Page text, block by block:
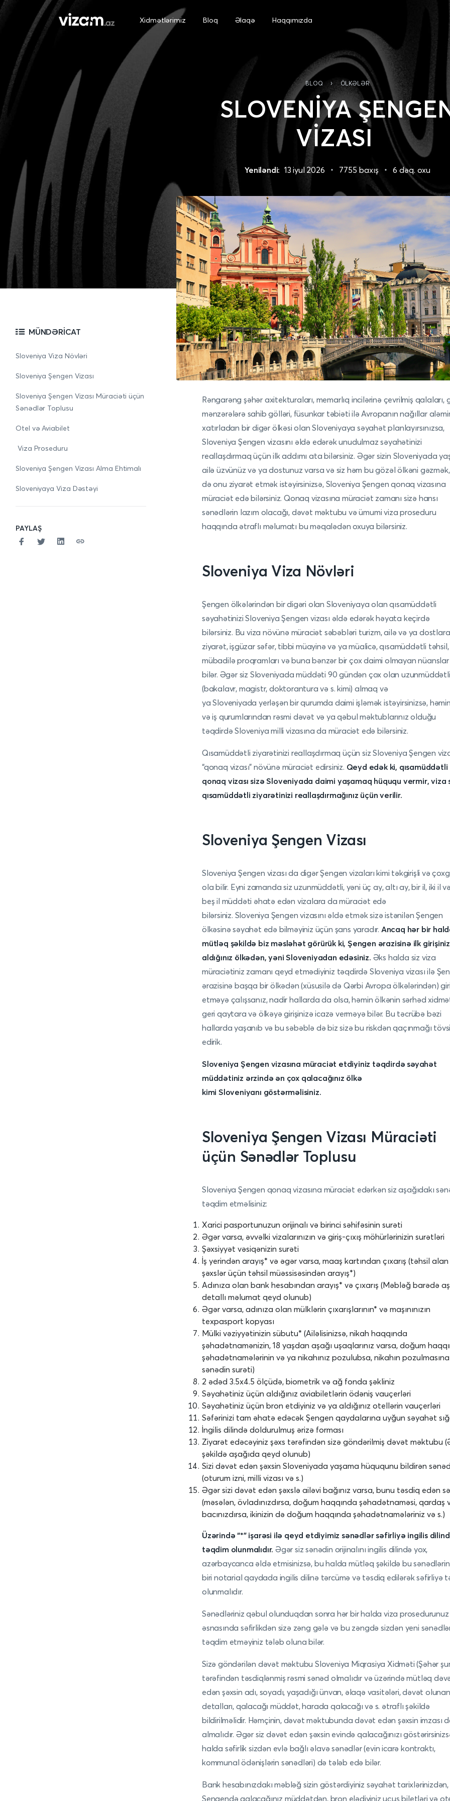
Xidmətlərimiz Bloq Əlaqə Haqqımızda
BLOQ › ÖLKƏLƏR
SLOVENİYA
VİZASI
Yeniləndi: 13 iyul 2026 7755 baxış 6 dəq. oxu
MÜNDƏRICAT
Sloveniya Viza Növləri
Sloveniya Şengen Vizası
Sloveniya Şengen Vizası Müraciəti üçün
Sənədlər Toplusu
Otel və Aviabilet
Viza Proseduru
Sloveniya Şengen Vizası Alma Ehtimalı
Sloveniyaya Viza Dəstəyi
PAYLAŞ
Rəngarəng şəhər axitekturaları, memarlıq incilərinə çevrilmiş qalaları,
mənzərələrə sahib gölləri, füsunkar təbiəti ilə Avropanın nağıllar
xatırladan bir digər ölkəsi olan Sloveniyaya səyahət planlayırsınızsa,
Sloveniya Şengen vizasını əldə edərək unudulmaz səyahətinizi
reallaşdırmaq üçün ilk addımı ata bilərsiniz. Əgər sizin Sloveniyada
ailə üzvünüz və ya dostunuz varsa və siz həm bu gözəl ölkəni
də onu ziyarət etmək istəyirsinizsə, Sloveniya Şengen qonaq vizasına
müraciət edə bilərsiniz. Qonaq vizasına müraciət zamanı sizə hansı
sənədlərin lazım olacağı, dəvət məktubu və ümumi viza proseduru
haqqında ətraflı məlumatı bu məqalədən oxuya bilərsiniz.
Sloveniya Viza Növləri
Şengen ölkələrindən bir digəri olan Sloveniyaya olan qısamüddətli
səyahətinizi Sloveniya Şengen vizası əldə edərək həyata keçirdə
bilərsiniz. Bu viza növünə müraciət səbəbləri turizm, ailə və ya dostlara
ziyarət, işgüzar səfər, tibbi müayinə və ya müalicə, qısamüddətli təhsil,
mübadilə proqramları və buna bənzər bir çox daimi olmayan
bilər. Əgər siz Sloveniyada müddəti 90 gündən çox olan
(bakalavr, magistr, doktorantura və s. kimi) almaq və
ya Sloveniyada yerləşən bir qurumda daimi işləmək istəyirsinizsə,
və iş qurumlarından rəsmi dəvət və ya qəbul məktublarınız olduğu
təqdirdə Sloveniya milli vizasına da müraciət edə bilərsiniz.
Qısamüddətli ziyarətinizi reallaşdırmaq üçün siz Sloveniya Şengen
“qonaq vizası” növünə müraciət edirsiniz. Qeyd edək ki, qısamüddətli
qonaq vizası sizəSloveniyada daimi yaşamaq hüququ vermir, viza
qısamüddətli ziyarətinizi reallaşdırmağınız üçün verilir.
Sloveniya Şengen Vizası
Sloveniya Şengen vizası da digər Şengen vizaları kimi təkgirişli və
ola bilir. Eyni zamanda siz uzunmüddətli, yəni üç ay, altı ay, bir il, iki il
beş il müddəti əhatə edən vizalara da müraciət edə
bilərsiniz. Sloveniya Şengen vizasını əldə etmək sizə istənilən Şengen
ölkəsinə səyahət edə bilməyiniz üçün şans yaradır. Ancaq hər bir
mütləq şəkildə biz məsləhət görürük ki, Şengen ərazisinə ilk
aldığınız ölkədən, yəniSloveniyadan edəsiniz. Əks halda siz viza
müraciətiniz zamanı qeyd etmədiyiniz təqdirdə Sloveniya vizası ilə
ərazisinə başqa bir ölkədən (xüsusilə də Qərbi Avropa ölkələrindən)
etməyə çalışsanız, nadir hallarda da olsa, həmin ölkənin sərhəd
geri qaytara və ölkəyə girişinizə icazə verməyə bilər. Bu təcrübə bəzi
hallarda yaşanıb və bu səbəblə də biz sizə bu riskdən qaçınmağı
edirik.
Sloveniya Şengen vizasına müraciət etdiyiniz təqdirdə səyahət
müddətiniz ərzində ən çox qalacağınız ölkə
kimi Sloveniyanı göstərməlisiniz.
Sloveniya Şengen Vizası Müraciəti
üçün Sənədlər Toplusu
Sloveniya Şengen qonaq vizasına müraciət edərkən siz aşağıdakı
təqdim etməlisiniz:
Xarici pasportunuzun orijinalı və birinci səhifəsinin surəti
Əgər varsa, əvvəlki vizalarınızın və giriş-çıxış möhürlərinizin surətləri
Şəxsiyyət vəsiqənizin surəti
İş yerindən arayış* və əgər varsa, maaş kartından çıxarış (təhsil alan
şəxslər üçün təhsil müəssisəsindən arayış*)
Adınıza olan bank hesabından arayış* və çıxarış (Məbləğ barədə
detallı məlumat qeyd olunub)
Əgər varsa, adınıza olan mülklərin çıxarışlarının* və maşınınızın
texpasport kopyası
Mülki vəziyyətinizin sübutu* (Ailəlisinizsə, nikah haqqında
şəhadətnamənizin, 18 yaşdan aşağı uşaqlarınız varsa, doğum
şəhadətnamələrinin və ya nikahınız pozulubsa, nikahın
sənədin surəti)
2 ədəd 3.5x4.5 ölçüdə, biometrik və ağ fonda şəkliniz
Səyahətiniz üçün aldığınız aviabiletlərin ödəniş vauçerləri
Səyahətiniz üçün bron etdiyiniz və ya aldığınız otellərin vauçerləri
Səfərinizi tam əhatə edəcək Şengen qaydalarına uyğun səyahət
İngilis dilində doldurulmuş ərizə forması
Ziyarət edəcəyiniz şəxs tərəfindən sizə göndərilmiş dəvət məktubu
şəkildə aşağıda qeyd olunub)
Sizi dəvət edən şəxsin Sloveniyada yaşama hüququnu bildirən sənəd
(oturum izni, milli vizası və s.)
Əgər sizi dəvət edən şəxslə ailəvi bağınız varsa, bunu təsdiq edən
(məsələn, övladınızdırsa, doğum haqqında şəhadətnaməsi, qardaş
bacınızdırsa, ikinizin də doğum haqqında şəhadətnamələriniz və s.)
Üzərində “*” işarəsi ilə qeyd etdiyimiz sənədlər səfirliyə ingilis
təqdim olunmalıdır. Əgər siz sənədin orijinalını ingilis dilində yox,
azərbaycanca əldə etmisinizsə, bu halda mütləq şəkildə bu
biri notarial qaydada ingilis dilinə tərcümə və təsdiq edilərək səfirliyə
olunmalıdır.
Sənədləriniz qəbul olunduqdan sonra hər bir halda viza prosedurunuz
əsnasında səfirlikdən sizə zəng gələ və bu zəngdə sizdən yeni
təqdim etməyiniz tələb oluna bilər.
Sizə göndərilən dəvət məktubu Sloveniya Miqrasiya Xidməti (Şəhər
tərəfindən təsdiqlənmiş rəsmi sənəd olmalıdır və üzərində mütləq
edən şəxsin adı, soyadı, yaşadığı ünvan, əlaqə vasitələri, dəvət
detalları, qalacağı müddət, harada qalacağıvə s. ətraflı şəkildə
bildirilməlidir. Həmçinin, dəvət məktubunda dəvət edən şəxsin imzası
almalıdır. Əgər siz dəvət edən şəxsin evində qalacağınızı
halda səfirlik sizdən evlə bağlı əlavə sənədlər (evin icarə kontraktı,
kommunal ödənişlərin sənədləri) də tələb edə bilər.
Bank hesabınızdakı məbləğ sizin göstərdiyiniz səyahət tarixlərinizdən,
Şengendə qalacağınız müddətdən, bron elədiyiniz uçuş biletləri və